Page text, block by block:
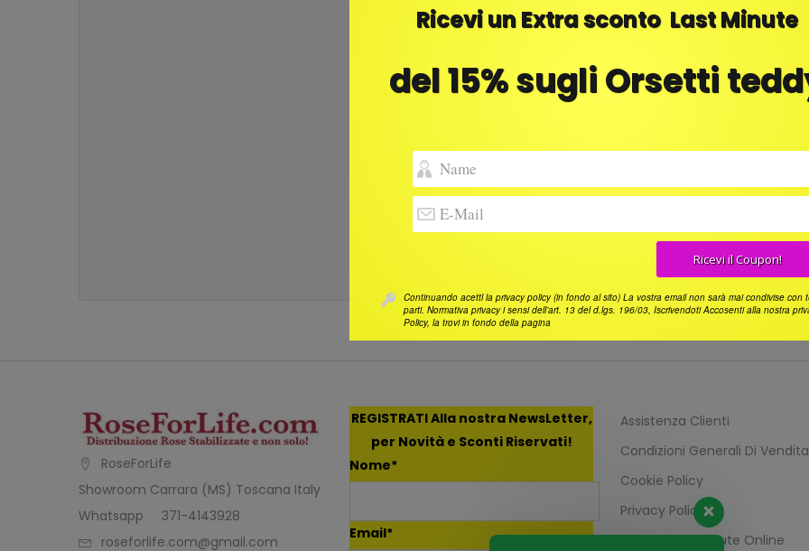
RoseForLife
Showroom Carrara (MS) Toscana Italy
Whatsapp 371-4143928
roseforlife.com@gmail.com
REGISTRATI Alla nostra NewsLetter,
per Novità e Sconti Riservati!
Nome*
Email*
Assistenza Clienti
Condizioni Generali Di Vendita
Cookie Policy
Privacy Policy
Risoluzione Dispute Online
Ricevi un Extra sconto Last Minute
del 15% sugli Orsetti
Continuando acettl la privacy policy (in fondo al sito) La vostra email non sarà mai condivise con
parti. Normativa privacy i sensi dell’art. 13 del d.lgs. 196/03, Iscrivendoti Accosenti alla nostra
Policy, la trovi in fondo della pagina